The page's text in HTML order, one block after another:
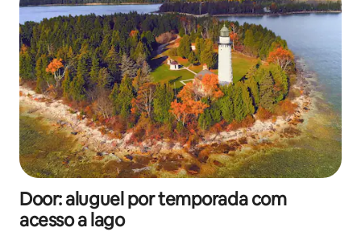
Door: aluguel por temporada com
acesso a lago